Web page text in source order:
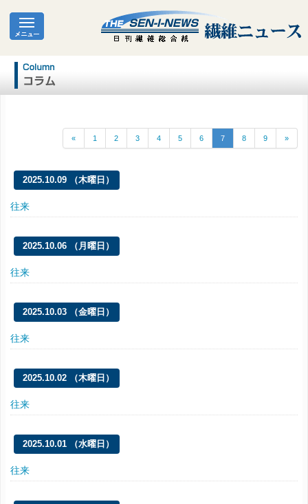
« 1 2 3 4 5 6 7 8 9 »
2025.10.09 （木曜日）
往来
2025.10.06 （月曜日）
往来
2025.10.03 （金曜日）
往来
2025.10.02 （木曜日）
往来
2025.10.01 （水曜日）
往来